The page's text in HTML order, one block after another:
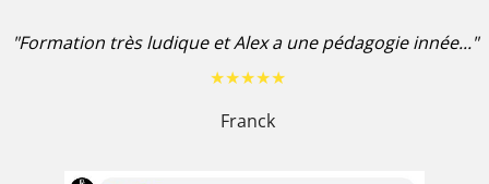
"Formation très ludique et Alex a une pédagogie innée..."
★★★★★
Franck